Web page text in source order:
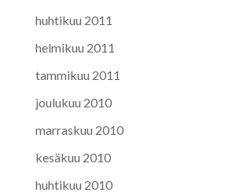
huhtikuu 2011
helmikuu 2011
tammikuu 2011
joulukuu 2010
marraskuu 2010
kesäkuu 2010
huhtikuu 2010